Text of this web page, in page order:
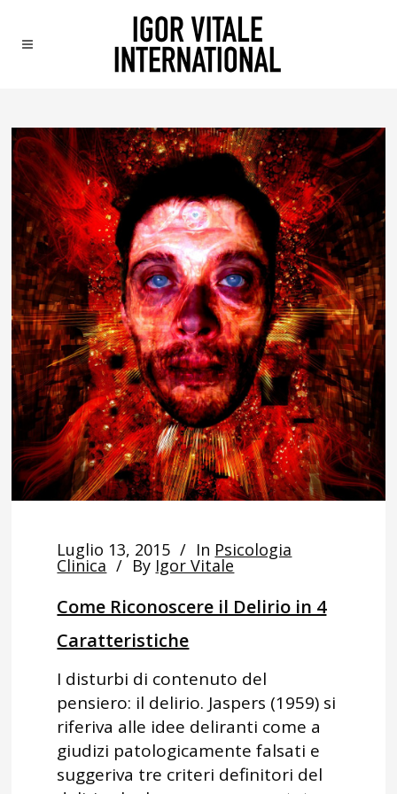
Luglio 13, 2015 In Psicologia
Clinica By Igor Vitale
Come Riconoscere il Delirio in 4
Caratteristiche
I disturbi di contenuto del
pensiero: il delirio. Jaspers (1959) si
riferiva alle idee deliranti come a
giudizi patologicamente falsati e
suggeriva tre criteri definitori del